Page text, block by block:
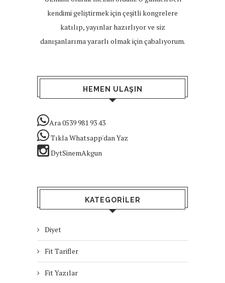
kendimi geliştirmek için çeşitli kongrelere
katılıp, yayınlar hazırlıyor ve siz
danışanlarıma yararlı olmak için çabalıyorum.
HEMEN ULAŞIN
Ara 0539 981 93 43
Tıkla Whatsapp'dan Yaz
DytSinemAkgun
KATEGORILER
Diyet
Fit Tarifler
Fit Yazılar